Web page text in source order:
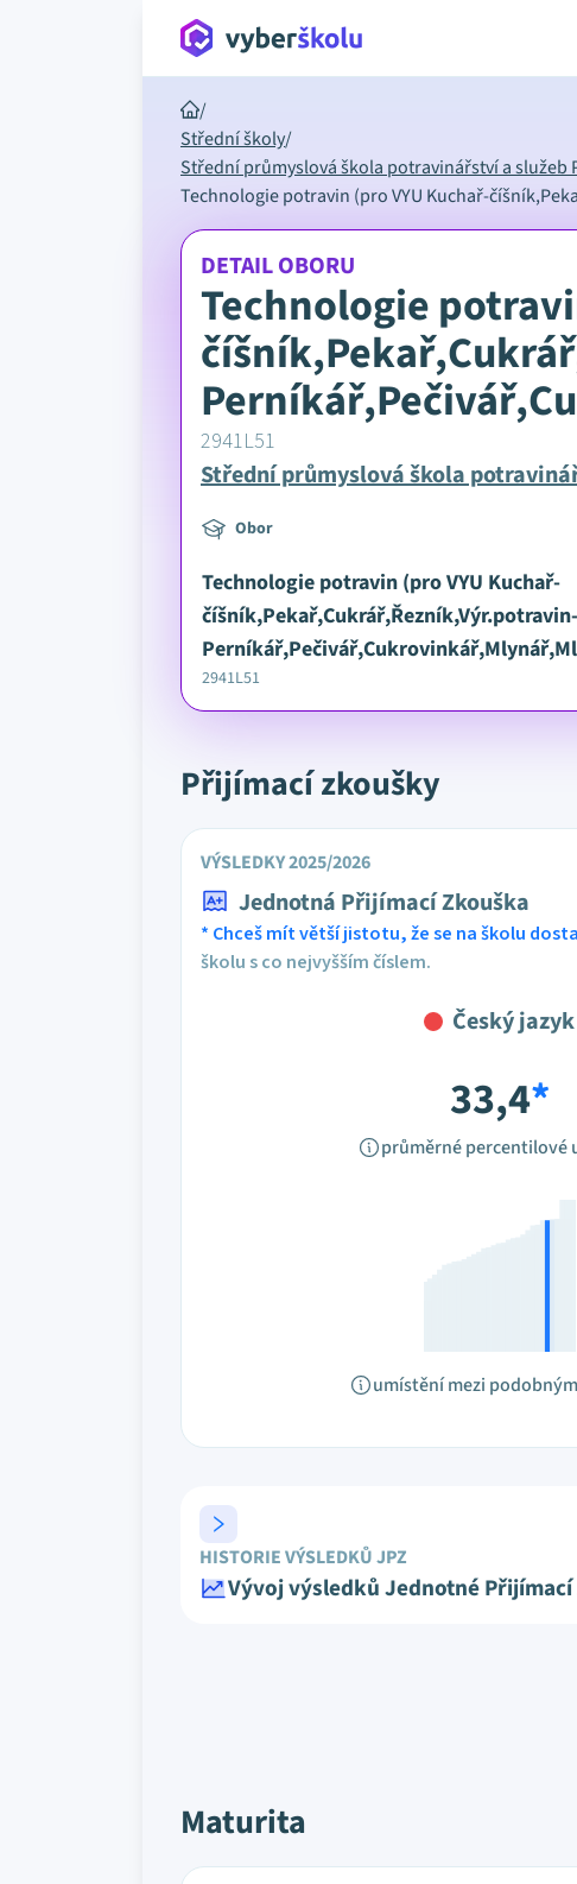
/
Střední školy/
Střední průmyslová škola potravinářství a služeb
Technologie potravin (pro VYU Kuchař-
DETAIL OBORU
Technologie
2941L51
Střední průmyslová škola
Obor
Technologie potravin (pro VYU Kuchař-
číšník,Pekař,Cukrář,Řezník,Výr.potravin-
2941L51
Přijímací zkoušky
VÝSLEDKY 2025/2026
Jednotná Přijímací Zkouška
* Chceš mít větší jistotu, že se na školu
školu s co nejvyšším číslem.
Český jazyk
33,4*
průměrné percentilové
umístění mezi
HISTORIE VÝSLEDKŮ JPZ
Vývoj výsledků Jednotné
Maturita